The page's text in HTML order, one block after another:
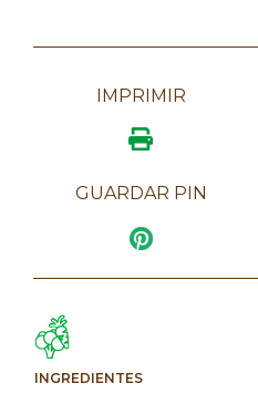
IMPRIMIR
GUARDAR PIN
INGREDIENTES